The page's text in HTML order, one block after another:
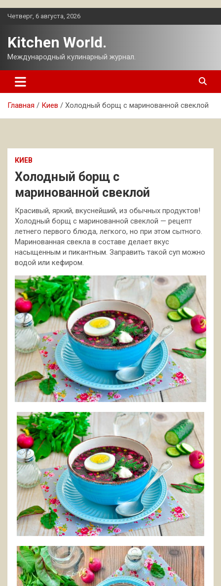
Перейти
Четверг, 6 августа, 2026
Kitchen World.
Международный кулинарный журнал.
Главная Киев Холодный борщ с маринованной свеклой
КИЕВ
Холодный борщ с
маринованной свеклой
Красивый, яркий, вкуснейший, из обычных продуктов!
Холодный борщ с маринованной свеклой — рецепт
летнего первого блюда, легкого, но при этом сытного.
Маринованная свекла в составе делает вкус
насыщенным и пикантным. Заправить такой суп можно
водой или кефиром.